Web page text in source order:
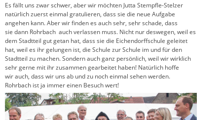
Es fällt uns zwar schwer, aber wir möchten Jutta Stempfle-Stelzer
natürlich zuerst einmal gratulieren, dass sie die neue Aufgabe
angehen kann. Aber wir finden es auch sehr, sehr schade, dass
sie dann Rohrbach auch verlassen muss. Nicht nur deswegen, weil es
dem Stadtteil gut getan hat, dass sie die Eichendorffschule geleitet
hat, weil es ihr gelungen ist, die Schule zur Schule im und für den
Stadtteil zu machen. Sondern auch ganz persönlich, weil wir wirklich
sehr gerne mit ihr zusammen gearbeitet haben! Natürlich hoffe
wir auch, dass wir uns ab und zu noch einmal sehen werden.
Rohrbach ist ja immer einen Besuch wert!